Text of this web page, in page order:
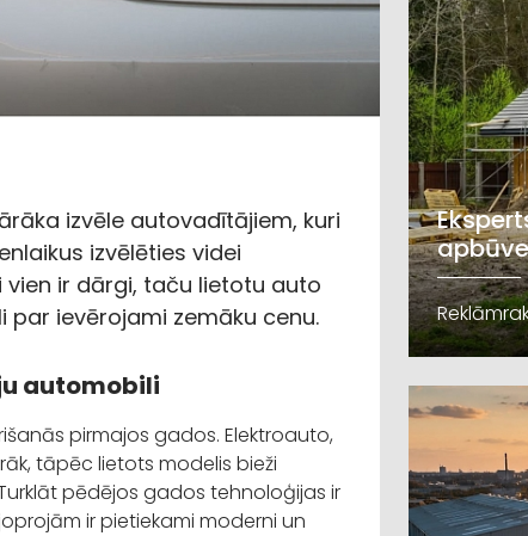
izvēle autovadītājiem, kuri
izvēlēties videi
ir dārgi, taču lietotu auto
ievērojami zemāku cenu.
automobili
pirmajos gados. Elektroauto,
tāpēc lietots modelis bieži
pēdējos gados tehnoloģijas ir
ir pietiekami moderni un